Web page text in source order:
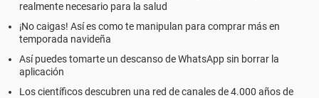
realmente necesario para la salud
¡No caigas! Así es como te manipulan para comprar más en
temporada navideña
Así puedes tomarte un descanso de WhatsApp sin borrar la
aplicación
Los científicos descubren una red de canales de 4.000 años de